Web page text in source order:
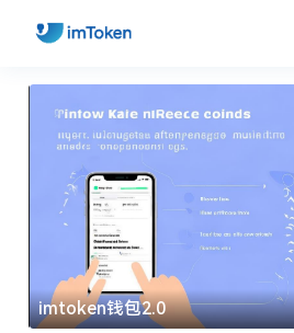
imtoken钱包2.0